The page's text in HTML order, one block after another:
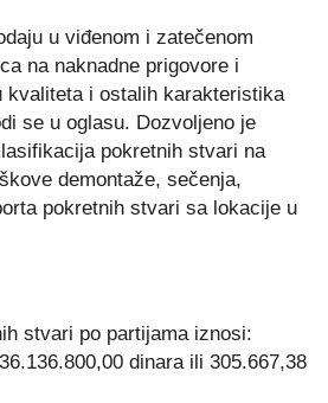
u viđenom i zatečenom
na naknadne prigovore i
kvaliteta i ostalih karakteristika
se u oglasu. Dozvoljeno je
pokretnih stvari na
demontaže, sečenja,
pokretnih stvari sa lokacije u
stvari po partijama iznosi:
dinara ili 305.667,38